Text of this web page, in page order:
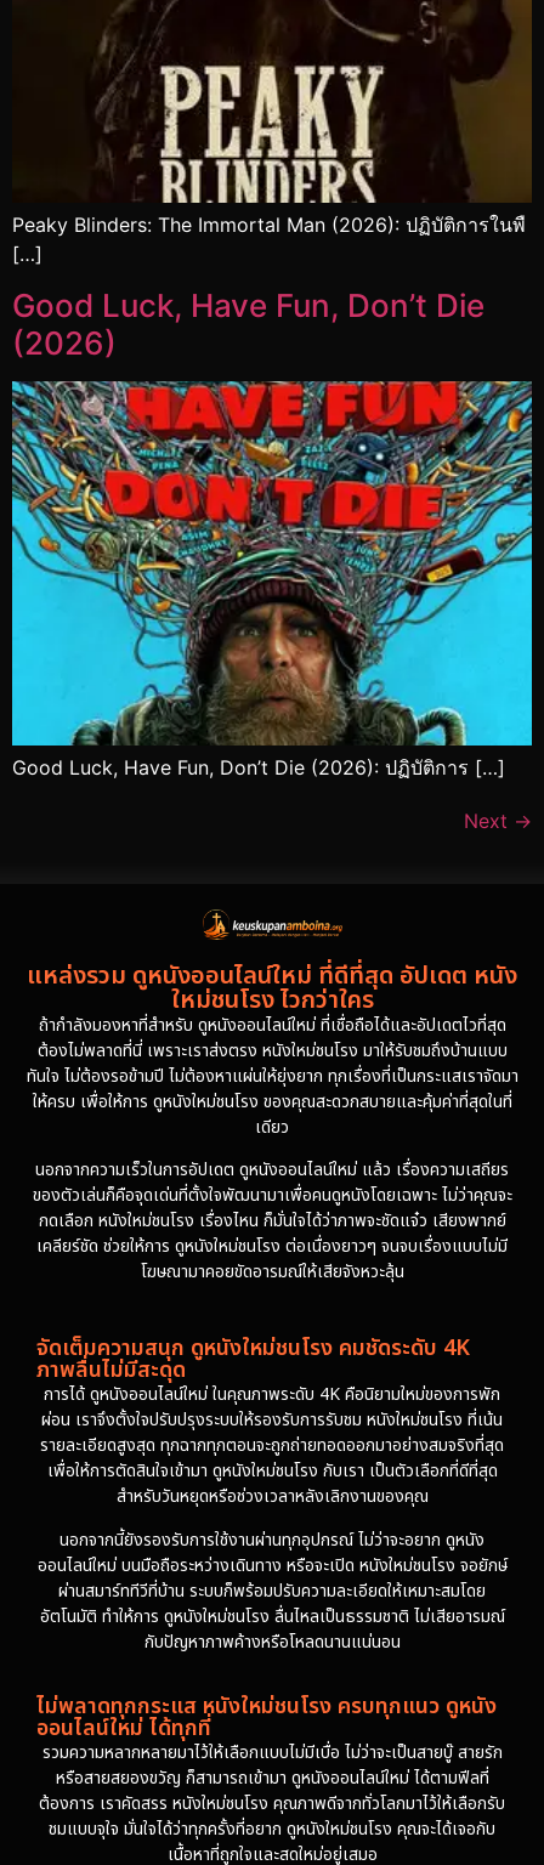
Peaky Blinders: The Immortal Man (2026): ปฏิบัติการในพื
[…]
Good Luck, Have Fun, Don’t Die
(2026)
Good Luck, Have Fun, Don’t Die (2026): ปฏิบัติการ […]
Next →
แหล่งรวม ดูหนังออนไลน์ใหม่ ที่ดีที่สุด อัปเดต หนัง
ใหม่ชนโรง ไวกว่าใคร
ถ้ากำลังมองหาที่สำหรับ ดูหนังออนไลน์ใหม่ ที่เชื่อถือได้และอัปเดตไวที่สุด
ต้องไม่พลาดที่นี่ เพราะเราส่งตรง หนังใหม่ชนโรง มาให้รับชมถึงบ้านแบบ
ทันใจ ไม่ต้องรอข้ามปี ไม่ต้องหาแผ่นให้ยุ่งยาก ทุกเรื่องที่เป็นกระแสเราจัดมา
ให้ครบ เพื่อให้การ ดูหนังใหม่ชนโรง ของคุณสะดวกสบายและคุ้มค่าที่สุดในที่
เดียว
นอกจากความเร็วในการอัปเดต ดูหนังออนไลน์ใหม่ แล้ว เรื่องความเสถียร
ของตัวเล่นก็คือจุดเด่นที่ตั้งใจพัฒนามาเพื่อคนดูหนังโดยเฉพาะ ไม่ว่าคุณจะ
กดเลือก หนังใหม่ชนโรง เรื่องไหน ก็มั่นใจได้ว่าภาพจะชัดแจ๋ว เสียงพากย์
เคลียร์ชัด ช่วยให้การ ดูหนังใหม่ชนโรง ต่อเนื่องยาวๆ จนจบเรื่องแบบไม่มี
โฆษณามาคอยขัดอารมณ์ให้เสียจังหวะลุ้น
จัดเต็มความสนุก ดูหนังใหม่ชนโรง คมชัดระดับ 4K
ภาพลื่นไม่มีสะดุด
การได้ ดูหนังออนไลน์ใหม่ ในคุณภาพระดับ 4K คือนิยามใหม่ของการพัก
ผ่อน เราจึงตั้งใจปรับปรุงระบบให้รองรับการรับชม หนังใหม่ชนโรง ที่เน้น
รายละเอียดสูงสุด ทุกฉากทุกตอนจะถูกถ่ายทอดออกมาอย่างสมจริงที่สุด
เพื่อให้การตัดสินใจเข้ามา ดูหนังใหม่ชนโรง กับเรา เป็นตัวเลือกที่ดีที่สุด
สำหรับวันหยุดหรือช่วงเวลาหลังเลิกงานของคุณ
นอกจากนี้ยังรองรับการใช้งานผ่านทุกอุปกรณ์ ไม่ว่าจะอยาก ดูหนัง
ออนไลน์ใหม่ บนมือถือระหว่างเดินทาง หรือจะเปิด หนังใหม่ชนโรง จอยักษ์
ผ่านสมาร์ททีวีที่บ้าน ระบบก็พร้อมปรับความละเอียดให้เหมาะสมโดย
อัตโนมัติ ทำให้การ ดูหนังใหม่ชนโรง ลื่นไหลเป็นธรรมชาติ ไม่เสียอารมณ์
กับปัญหาภาพค้างหรือโหลดนานแน่นอน
ไม่พลาดทุกกระแส หนังใหม่ชนโรง ครบทุกแนว ดูหนัง
ออนไลน์ใหม่ ได้ทุกที่
รวมความหลากหลายมาไว้ให้เลือกแบบไม่มีเบื่อ ไม่ว่าจะเป็นสายบู๊ สายรัก
หรือสายสยองขวัญ ก็สามารถเข้ามา ดูหนังออนไลน์ใหม่ ได้ตามฟีลที่
ต้องการ เราคัดสรร หนังใหม่ชนโรง คุณภาพดีจากทั่วโลกมาไว้ให้เลือกรับ
ชมแบบจุใจ มั่นใจได้ว่าทุกครั้งที่อยาก ดูหนังใหม่ชนโรง คุณจะได้เจอกับ
เนื้อหาที่ถูกใจและสดใหม่อยู่เสมอ